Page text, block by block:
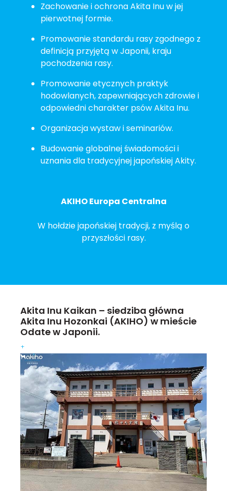
Zachowanie i ochrona Akita Inu w jej
pierwotnej formie.
Promowanie standardu rasy zgodnego z
definicją przyjętą w Japonii, kraju
pochodzenia rasy.
Promowanie etycznych praktyk
hodowlanych, zapewniających zdrowie i
odpowiedni charakter psów Akita Inu.
Organizacja wystaw i seminariów.
Budowanie globalnej świadomości i
uznania dla tradycyjnej japońskiej Akity.
AKIHO Europa Centralna
W hołdzie japońskiej tradycji, z myślą o
przyszłości rasy.
Akita Inu Kaikan – siedziba główna
Akita Inu Hozonkai (AKIHO) w mieście
Odate w Japonii.
+